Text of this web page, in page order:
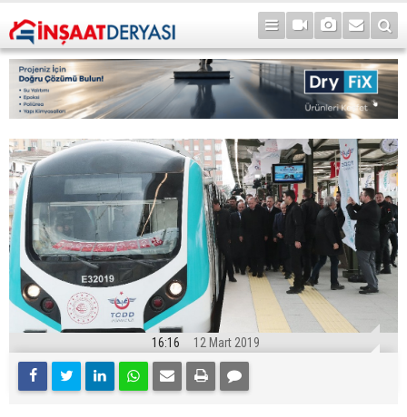
16:16 12 Mart 2019